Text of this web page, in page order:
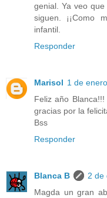
genial. Ya veo
siguen. ¡¡Como
infantil.
Responder
Marisol 1 de
Feliz año
gracias por la
Bss
Responder
Blanca B
2 de
Magda un gran